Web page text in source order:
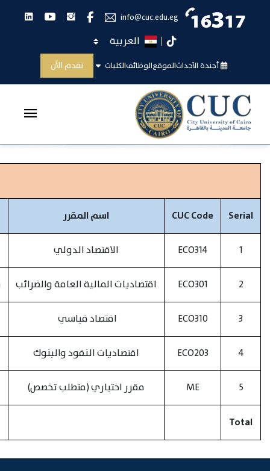
info@cuc.edu.eg فيس بوكانستجراميوتيوبلينكدان
تيك توكاختر اللغة
أجندة الأحداثالموقعالوظائفالكليات تقدم الآن
الرئيسية الفصل السادس
Serial
CUC Code اسم المقرر
1
ECO314 الاقتصاد الدولي
2
ECO301 اقتصاديات المالية العامة والضرائب
3
ECO310 اقتصاد قياسي
4
ECO203 اقتصاديات النقود والبنوك
5
ME مقرر اختياري (متطلب تخصص)
Total